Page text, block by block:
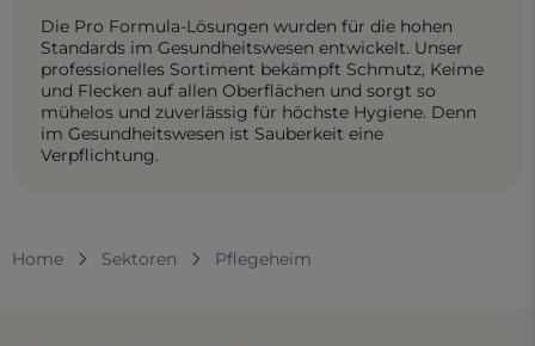
Die Pro Formula-Lösungen wurden für die hohen
Standards im Gesundheitswesen entwickelt. Unser
professionelles Sortiment bekämpft Schmutz, Keime
und Flecken auf allen Oberflächen und sorgt so
mühelos und zuverlässig für höchste Hygiene. Denn
im Gesundheitswesen ist Sauberkeit eine
Verpflichtung.
Home Sektoren Pflegeheim